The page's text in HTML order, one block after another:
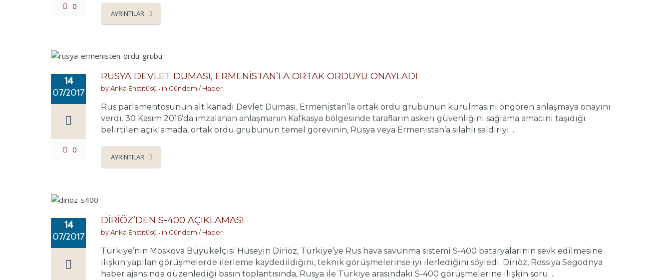
0
AYRINTILAR
14
07/2017
0
RUSYA DEVLET DUMASI, ERMENİSTAN’LA ORTAK ORDUYU ONAYLADI
byAnka Enstitüsü in Gündem / Haber
Rus parlamentosunun alt kanadı Devlet Duması, Ermenistan’la ortak ordu grubunun kurulmasını öngören anlaşmaya onayını
verdi. 30 Kasım 2016’da imzalanan anlaşmanın Kafkasya bölgesinde tarafların askeri güvenliğini sağlama amacını taşıdığı
belirtilen açıklamada, ortak ordu grubunun temel görevinin, Rusya veya Ermenistan’a silahlı saldırıyı ...
AYRINTILAR
14
07/2017
DİRİÖZ’DEN S-400 AÇIKLAMASI
byAnka Enstitüsü in Gündem / Haber
Türkiye’nin Moskova Büyükelçisi Hüseyin Diriöz, Türkiye’ye Rus hava savunma sistemi S-400 bataryalarının sevk edilmesine
ilişkin yapılan görüşmelerde ilerleme kaydedildiğini, teknik görüşmelerinse iyi ilerlediğini söyledi. Diriöz, Rossiya Segodnya
haber ajansında düzenlediği basın toplantısında, Rusya ile Türkiye arasındaki S-400 görüşmelerine ilişkin soru ...